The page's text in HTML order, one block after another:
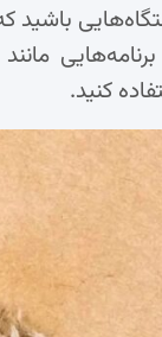
باشید
کنید.